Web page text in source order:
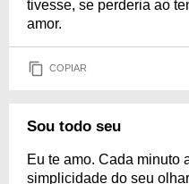
tivesse, se perderia ao
amor.
COPIAR
Sou todo seu
Eu te amo. Cada minuto
simplicidade do seu